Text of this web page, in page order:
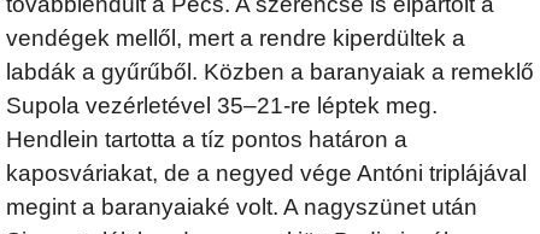
vendégek mellől, mert a rendre kiperdültek a
labdák a gyűrűből. Közben a baranyaiak a remeklő
Supola vezérletével 35–21-re léptek meg.
Hendlein tartotta a tíz pontos határon a
kaposváriakat, de a negyed vége Antóni triplájával
megint a baranyaiaké volt. A nagyszünet után